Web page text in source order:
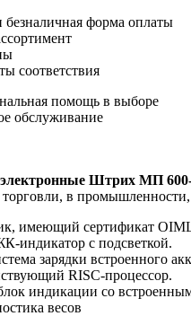
безналичная форма оплаты
соответствия
помощь в выборе
обслуживание
Штрих МП 600-
в промышленности,
имеющий сертификат
индикатор с подсветкой.
зарядки встроенного
RISC-процессор.
индикации со
весов